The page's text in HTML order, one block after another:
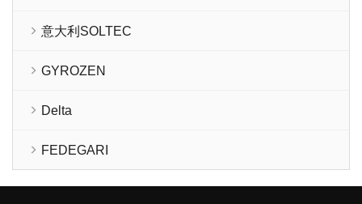
意大利SOLTEC
GYROZEN
Delta
FEDEGARI